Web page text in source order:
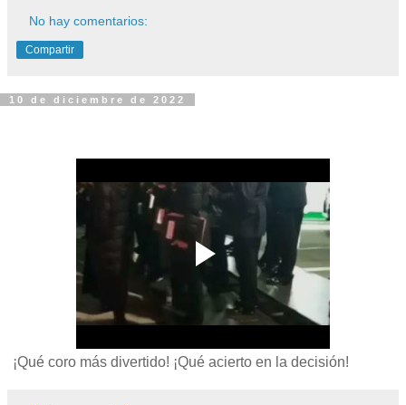
No hay comentarios:
Compartir
10 de diciembre de 2022
¡Qué coro más divertido! ¡Qué acierto en la decisión!